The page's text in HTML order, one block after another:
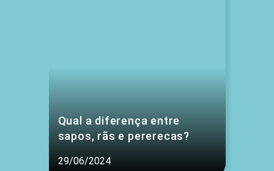
Qual a diferença entre
sapos, rãs e pererecas?
29/06/2024